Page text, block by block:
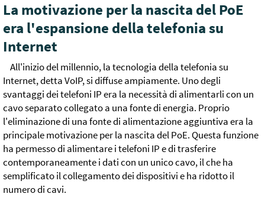
La motivazione per la nascita del PoE
era l'espansione della telefonia su
Internet
All'inizio del millennio, la tecnologia della telefonia su
Internet, detta VoIP, si diffuse ampiamente. Uno degli
svantaggi dei telefoni IP era la necessità di alimentarli con un
cavo separato collegato a una fonte di energia. Proprio
l'eliminazione di una fonte di alimentazione aggiuntiva era la
principale motivazione per la nascita del PoE. Questa funzione
ha permesso di alimentare i telefoni IP e di trasferire
contemporaneamente i dati con un unico cavo, il che ha
semplificato il collegamento dei dispositivi e ha ridotto il
numero di cavi.